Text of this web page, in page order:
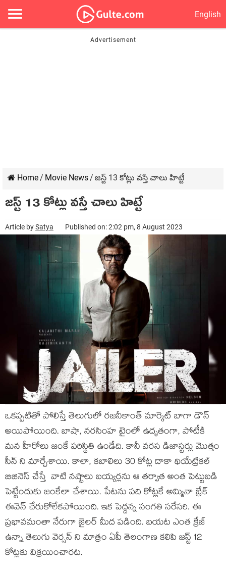
English
Home/ Movie News/ జస్ట్ 13 కోట్లు వస్తే చాలు హిట్టే
జస్ట్ 13 కోట్లు వస్తే చాలు హిట్టే
Article bySatya Published on: 2:02 pm, 8 August 2023
ఒకప్పటితో పోలిస్తే తెలుగులో రజనీకాంత్ మార్కెట్ బాగా డౌన్
అయిపోయింది. బాషా, నరసింహ టైంలో ఉదృతంగా, పోటీకి
మన హీరోలు జంకే పరిస్థితి ఉండేది. కానీ వరస డిజాస్టర్లు మొత్తం
సీన్ ని మార్చేశాయి. కాలా, కబాలిలు 30 కోట్ల దాకా థియేట్రికల్
బిజినెస్ చేస్తే వాటి నష్టాలు బయ్యర్లను ఆ తర్వాత అంత పెట్టుబడి
పెట్టేందుకు జంకేలా చేశాయి. పేటను పది కోట్లకే అమ్మినా బ్రేక్
ఈవెన్ చేరుకోలేకపోయింది. ఇక పెద్దన్న సంగతి సరేసరి. ఈ
ప్రభావమంతా నేరుగా జైలర్ మీద పడింది. బయట ఎంత క్రేజ్
ఉన్నా తెలుగు వెర్షన్ ని మాత్రం ఏపీ తెలంగాణ కలిపి జస్ట్ 12
కోట్లకు విక్రయించారట.